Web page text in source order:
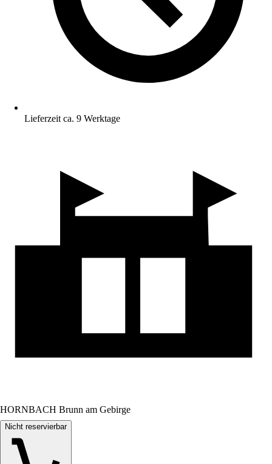
Lieferzeit ca. 9 Werktage
HORNBACH Brunn am Gebirge
Nicht reservierbar